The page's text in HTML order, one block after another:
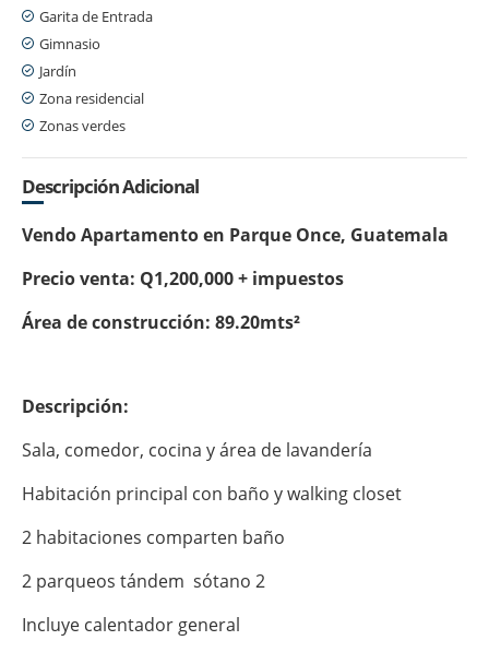
Garita de Entrada
Gimnasio
Jardín
Zona residencial
Zonas verdes
Descripción Adicional
Vendo Apartamento en Parque Once, Guatemala
Precio venta: Q1,200,000 + impuestos
Área de construcción: 89.20mts²
Descripción:
Sala, comedor, cocina y área de lavandería
Habitación principal con baño y walking closet
2 habitaciones comparten baño
2 parqueos tándem sótano 2
Incluye calentador general